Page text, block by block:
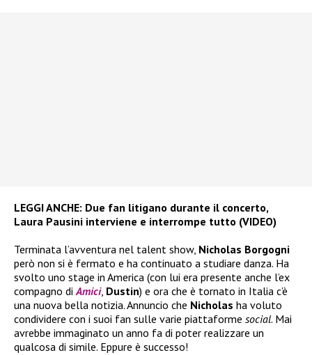
LEGGI ANCHE: Due fan litigano durante il concerto,
Laura Pausini interviene e interrompe tutto (VIDEO)
Terminata l’avventura nel talent show, Nicholas Borgogni
però non si è fermato e ha continuato a studiare danza. Ha
svolto uno stage in America (con lui era presente anche l’ex
compagno diAmici, Dustin) e ora che è tornato in Italia c’è
una nuova bella notizia. Annuncio che Nicholas ha voluto
condividere con i suoi fan sulle varie piattaforme social. Mai
avrebbe immaginato un anno fa di poter realizzare un
qualcosa di simile. Eppure è successo!